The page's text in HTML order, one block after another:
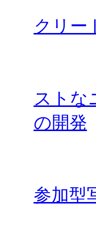
クリー
ストな
の開発
福
参加型
松